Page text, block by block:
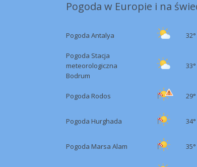
Pogoda w Europie i na
Pogoda Antalya 32°
Pogoda Stacja
meteorologiczna
Bodrum
33°
Pogoda Rodos 29°
Pogoda Hurghada 34°
Pogoda Marsa Alam 35°